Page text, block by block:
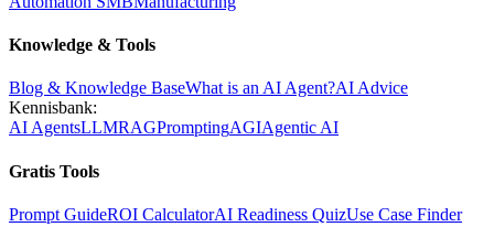
Knowledge & Tools
Blog & Knowledge BaseWhat is an AI Agent?AI Advice
Kennisbank:
AI AgentsLLMRAGPromptingAGIAgentic AI
Gratis Tools
Prompt GuideROI CalculatorAI Readiness QuizUse Case Finder